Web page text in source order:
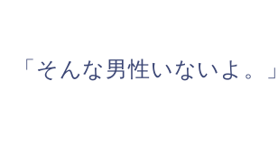
「そんな男性いないよ。」